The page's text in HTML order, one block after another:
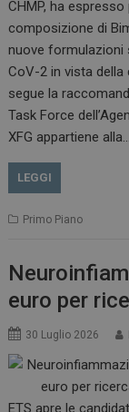
CHMP, ha
composizione di
nuove formulazioni
CoV-2 in vista della
segue la
Task Force
XFG appartiene alla…
LEGGI
Primo Piano
euro per
30 Luglio 2026
ETS apre le